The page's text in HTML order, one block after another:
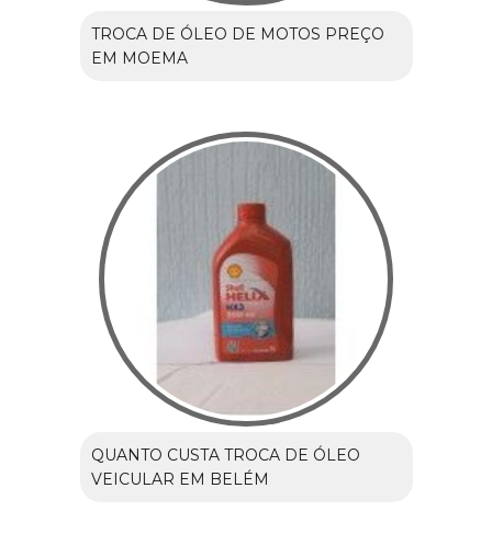
TROCA DE ÓLEO DE MOTOS PREÇO
EM MOEMA
QUANTO CUSTA TROCA DE ÓLEO
VEICULAR EM BELÉM